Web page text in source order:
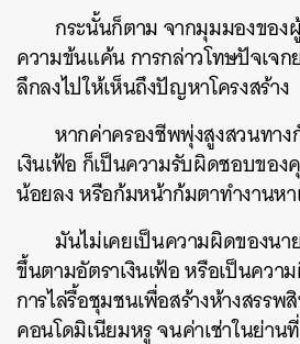
กระนั้นก็ตาม จากมุมมองของ
ความข้นแค้น การกล่าวโทษปัจเจก
ลึกลงไปให้เห็นถึงปัญหาโครงสร้าง
หากค่าครองชีพพุ่งสูงสวนทาง
เงินเฟ้อ ก็เป็นความรับผิดชอบขอ
น้อยลง หรือก้มหน้าก้มตาทำงานห
มันไม่เคยเป็นความผิดของนา
ขึ้นตามอัตราเงินเฟ้อ หรือเป็นคว
การไล่รื้อชุมชนเพื่อสร้างห้างสรรพ
คอนโดมิเนียมหรู จนค่าเช่าในย่า